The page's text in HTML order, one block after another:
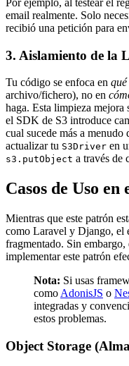
email realmente. Solo
recibió una petición para
3. Aislamiento de la
Tu código se enfoca en qué
archivo/fichero), no en
haga. Esta limpieza
el SDK de S3 introduce
cual sucede más a
actualizar tu S3Driver en
s3.putObject a través de
Casos de Uso
Mientras que este patrón
como Laravel y Django, el
fragmentado. Sin embargo,
implementar este patrón
Nota: Si usas
como AdonisJS o
integradas y
estos problemas.
Object Storage